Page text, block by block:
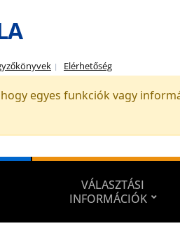
Elérhetőség
egyes funkciók vagy
VÁLASZTÁSI
INFORMÁCIÓK